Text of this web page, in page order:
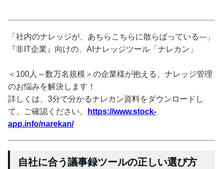
「社内のナレッジが、あちらこちらに散らばっている---」
『非IT企業』向けの、AIナレッジツール「ナレカン」
＜100人～数万名規模＞の企業様が抱える、ナレッジ管理
のお悩みを解決します！
詳しくは、3分で分かるナレカン資料をダウンロードし
て、ご確認ください。
https://www.stock-
app.info/narekan/
自社に合う議事録ツールの正しい選び方